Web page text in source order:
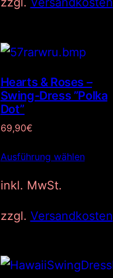
Hearts & Roses –
Swing-Dress ”Polka
Dot”
69,90€
Ausführung wählen
inkl. MwSt.
zzgl. Versandkosten